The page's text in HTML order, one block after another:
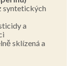
syntetických
a
sklízená a